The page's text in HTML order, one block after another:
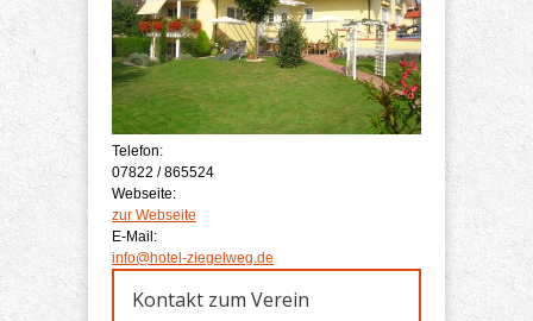
Telefon:
07822 / 865524
Webseite:
zur Webseite
E-Mail:
info@hotel-ziegelweg.de
Kontakt zum Verein